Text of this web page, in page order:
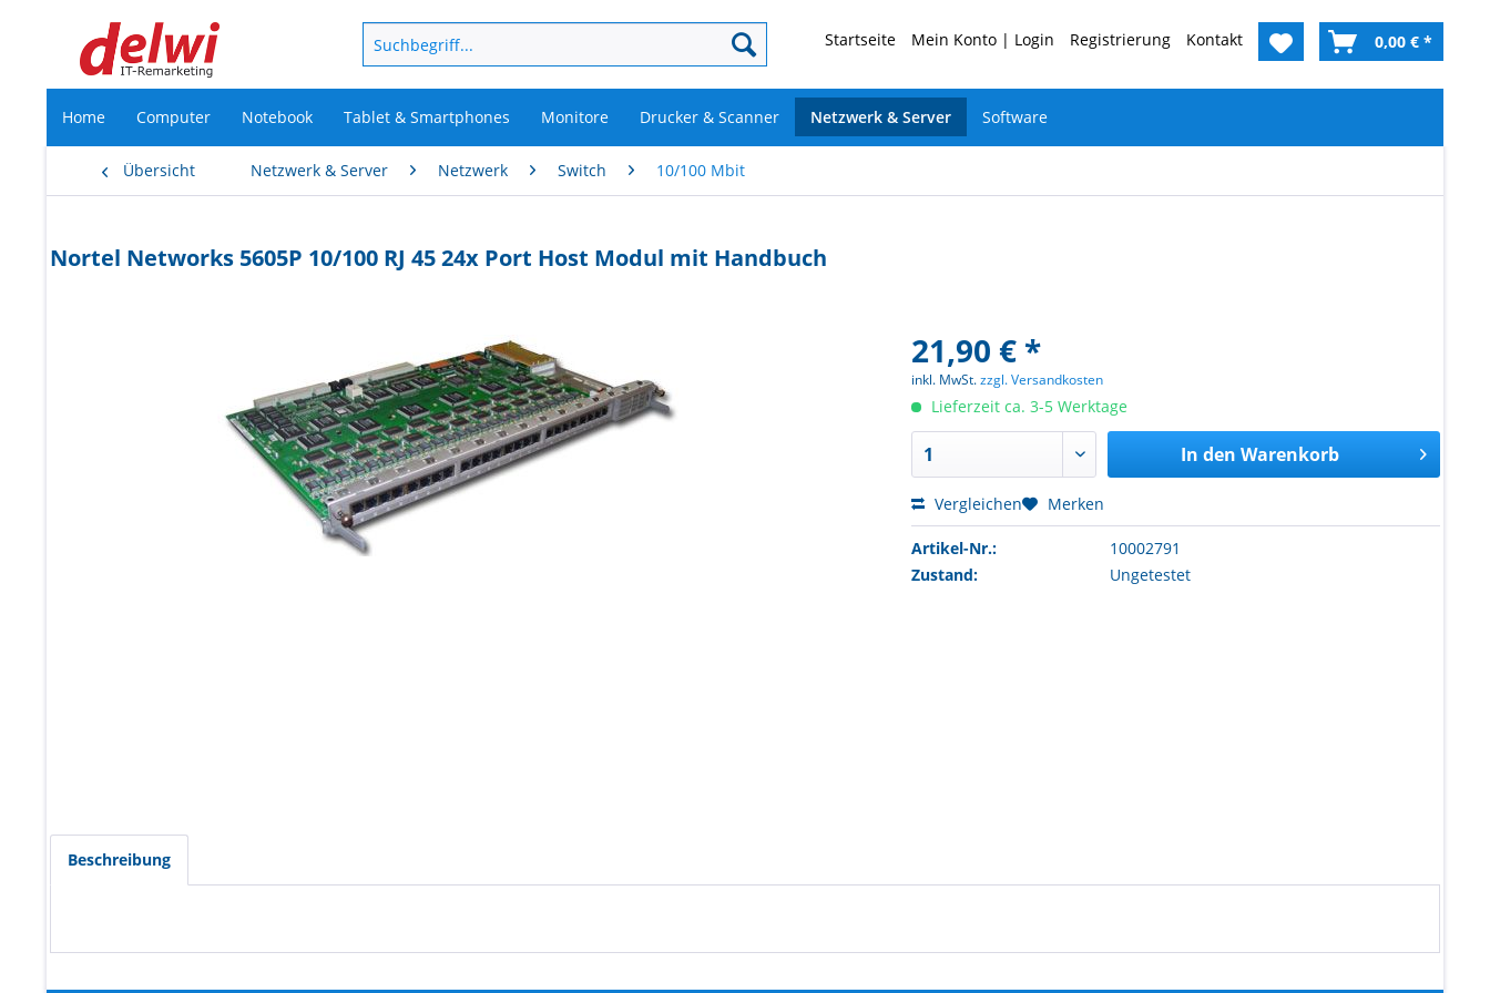
Startseite Mein Konto | Login Registrierung Kontakt 0,00 € *
Home Computer Notebook Tablet & Smartphones Monitore Drucker & Scanner Netzwerk & Server Software
Übersicht Netzwerk & Server Netzwerk Switch 10/100 Mbit
Nortel Networks 5605P 10/100 RJ 45 24x Port Host Modul mit Handbuch
21,90 € *
inkl. MwSt.zzgl. Versandkosten
Lieferzeit ca. 3-5 Werktage
In den Warenkorb
Vergleichen Merken
Artikel-Nr.:
10002791
Zustand:
Ungetestet
Beschreibung